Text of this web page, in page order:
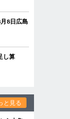
8日広島
し算
と見る